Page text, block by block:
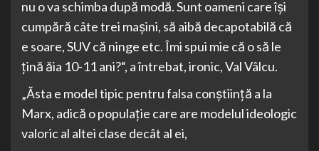
nu o va schimba după modă. Sunt oameni care își
cumpără câte trei mașini, să aibă decapotabilă că
e soare, SUV că ninge etc. Îmi spui mie că o să le
țină ăia 10-11 ani?“, a întrebat, ironic, Val Vâlcu.
„Ăsta e model tipic pentru falsa conștiință a la
Marx, adică o populație care are modelul ideologic
valoric al altei clase decât al ei,